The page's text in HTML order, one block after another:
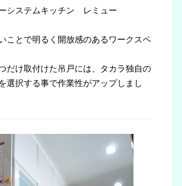
システムキッチン レミュー
ことで明るく開放感のあるワークスペ
だけ取付けた吊戸には、タカラ独自の
選択する事で作業性がアップしまし